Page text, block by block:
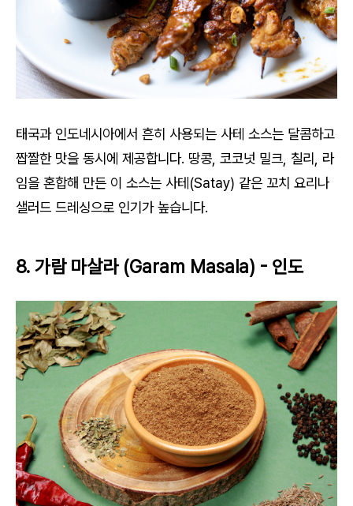
태국과 인도네시아에서 흔히 사용되는 사테 소스는 달콤하고
짭짤한 맛을 동시에 제공합니다. 땅콩, 코코넛 밀크, 칠리, 라
임을 혼합해 만든 이 소스는 사테(Satay) 같은 꼬치 요리나
샐러드 드레싱으로 인기가 높습니다.
8. 가람 마살라 (Garam Masala) - 인도